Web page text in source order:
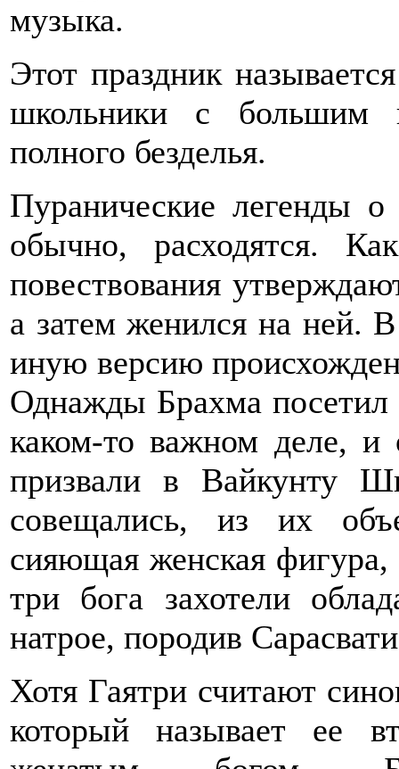
музыка.
Этот праздник
школьники с большим
полного безделья.
Пуранические легенды
обычно, расходятся.
повествования
а затем женился на ней.
иную версию
Однажды Брахма посетил
каком-то важном деле, и
призвали в Вайкунту
совещались, из их
сияющая женская
три бога захотели
натрое, породив
Хотя Гаятри считают
который называет ее